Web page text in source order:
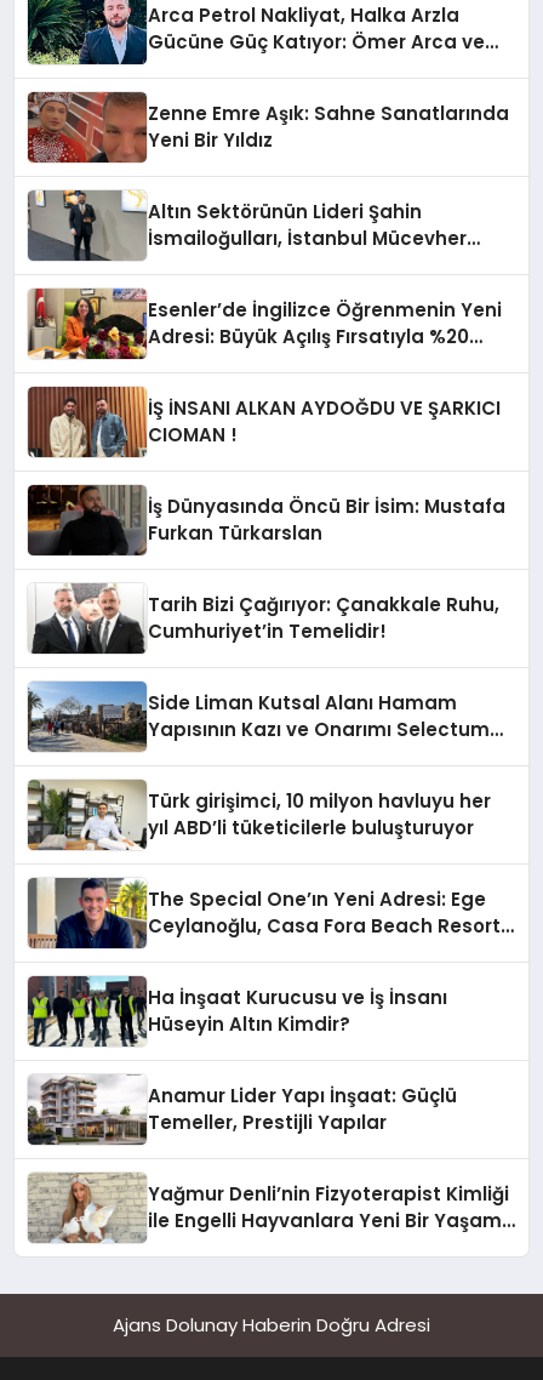
Arca Petrol Nakliyat, Halka Arzla
Gücüne Güç Katıyor: Ömer Arca ve
Zenne Emre Aşık: Sahne Sanatlarında
Yeni Bir Yıldız
Altın Sektörünün Lideri Şahin
İsmailoğulları, İstanbul Mücevher
Esenler’de İngilizce Öğrenmenin Yeni
Adresi: Büyük Açılış Fırsatıyla %20
İŞ İNSANI ALKAN AYDOĞDU VE ŞARKICI
CIOMAN !
İş Dünyasında Öncü Bir İsim: Mustafa
Furkan Türkarslan
Tarih Bizi Çağırıyor: Çanakkale Ruhu,
Cumhuriyet’in Temelidir!
Side Liman Kutsal Alanı Hamam
Yapısının Kazı ve Onarımı Selectum
Türk girişimci, 10 milyon havluyu her
yıl ABD’li tüketicilerle buluşturuyor
The Special One’ın Yeni Adresi: Ege
Ceylanoğlu, Casa Fora Beach Resort
Ha İnşaat Kurucusu ve İş İnsanı
Hüseyin Altın Kimdir?
Anamur Lider Yapı İnşaat: Güçlü
Temeller, Prestijli Yapılar
Yağmur Denli’nin Fizyoterapist Kimliği
ile Engelli Hayvanlara Yeni Bir Yaşam
Ajans Dolunay Haberin Doğru Adresi